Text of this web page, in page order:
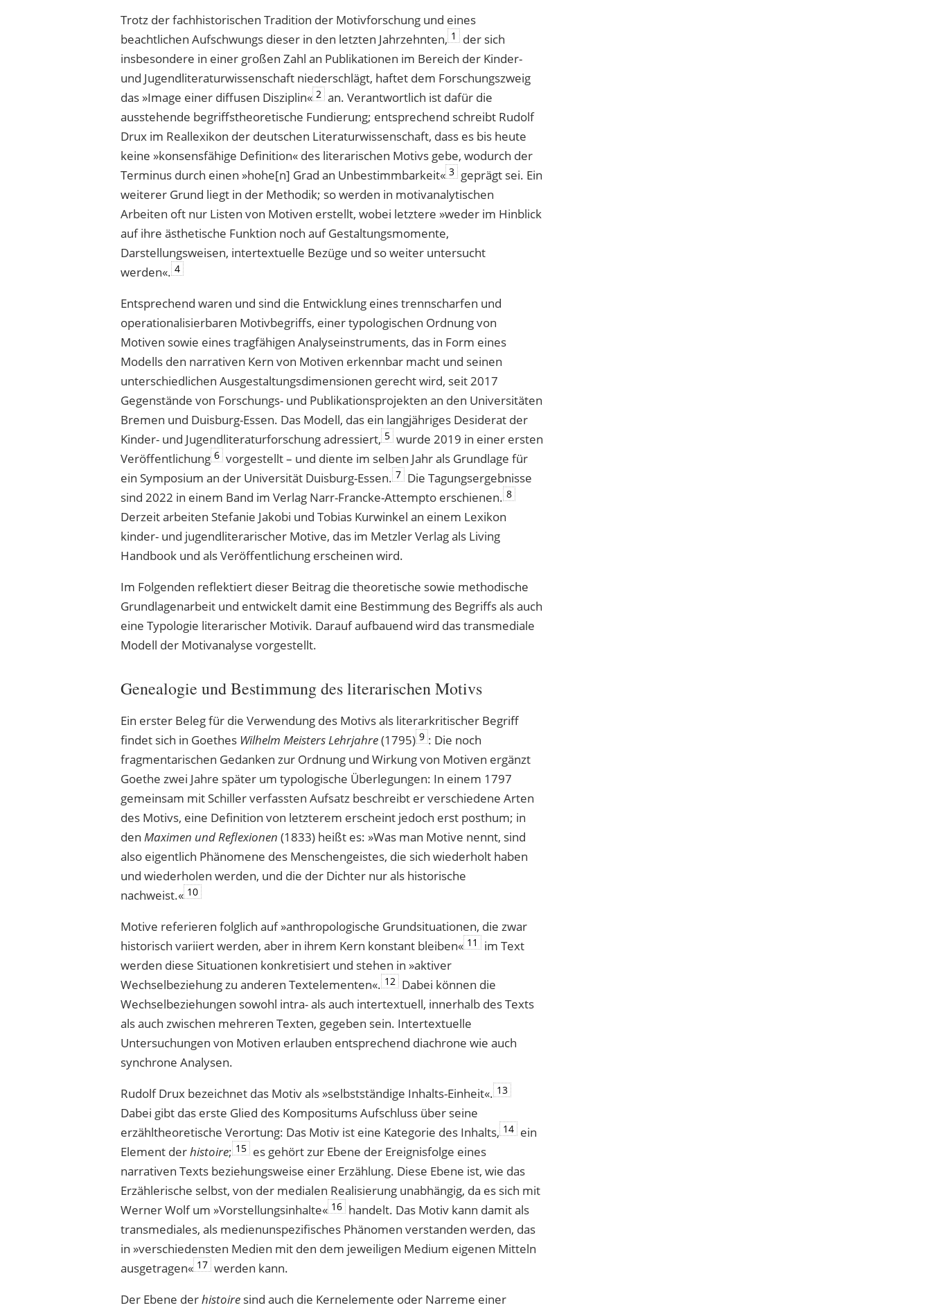
Trotz der fachhistorischen Tradition der Motivforschung und eines
beachtlichen Aufschwungs dieser in den letzten Jahrzehnten, 1
der sich
insbesondere in einer großen Zahl an Publikationen im Bereich der Kinder-
und Jugendliteraturwissenschaft niederschlägt, haftet dem Forschungszweig
das »Image einer diffusen Disziplin« 2 an. Verantwortlich ist dafür die
ausstehende begriffstheoretische Fundierung; entsprechend schreibt Rudolf
Drux im Reallexikon der deutschen Literaturwissenschaft, dass es bis heute
keine »konsensfähige Definition« des literarischen Motivs gebe, wodurch der
Terminus durch einen »hohe[n] Grad an Unbestimmbarkeit« 3 geprägt sei. Ein
weiterer Grund liegt in der Methodik; so werden in motivanalytischen
Arbeiten oft nur Listen von Motiven erstellt, wobei letztere »weder im Hinblick
auf ihre ästhetische Funktion noch auf Gestaltungsmomente,
Darstellungsweisen, intertextuelle Bezüge und so weiter untersucht
werden«. 4
Entsprechend waren und sind die Entwicklung eines trennscharfen und
operationalisierbaren Motivbegriffs, einer typologischen Ordnung von
Motiven sowie eines tragfähigen Analyseinstruments, das in Form eines
Modells den narrativen Kern von Motiven erkennbar macht und seinen
unterschiedlichen Ausgestaltungsdimensionen gerecht wird, seit 2017
Gegenstände von Forschungs- und Publikationsprojekten an den Universitäten
Bremen und Duisburg-Essen. Das Modell, das ein langjähriges Desiderat der
Kinder- und Jugendliteraturforschung adressiert, 5 wurde 2019 in einer ersten
Veröffentlichung 6 vorgestellt – und diente im selben Jahr als Grundlage für
ein Symposium an der Universität Duisburg-Essen. 7 Die Tagungsergebnisse
sind 2022 in einem Band im Verlag Narr-Francke-Attempto erschienen. 8
Derzeit arbeiten Stefanie Jakobi und Tobias Kurwinkel an einem Lexikon
kinder- und jugendliterarischer Motive, das im Metzler Verlag als Living
Handbook und als Veröffentlichung erscheinen wird.
Im Folgenden reflektiert dieser Beitrag die theoretische sowie methodische
Grundlagenarbeit und entwickelt damit eine Bestimmung des Begriffs als auch
eine Typologie literarischer Motivik. Darauf aufbauend wird das transmediale
Modell der Motivanalyse vorgestellt.
Genealogie und Bestimmung des literarischen Motivs
Ein erster Beleg für die Verwendung des Motivs als literarkritischer Begriff
findet sich in Goethes Wilhelm Meisters Lehrjahre(1795) 9 : Die noch
fragmentarischen Gedanken zur Ordnung und Wirkung von Motiven ergänzt
Goethe zwei Jahre später um typologische Überlegungen: In einem 1797
gemeinsam mit Schiller verfassten Aufsatz beschreibt er verschiedene Arten
des Motivs, eine Definition von letzterem erscheint jedoch erst posthum; in
den Maximen und Reflexionen (1833) heißt es: »Was man Motive nennt, sind
also eigentlich Phänomene des Menschengeistes, die sich wiederholt haben
und wiederholen werden, und die der Dichter nur als historische
nachweist.« 10
Motive referieren folglich auf »anthropologische Grundsituationen, die zwar
histo­risch variiert werden, aber in ihrem Kern konstant bleiben« 11
im Text
werden diese Situationen konkretisiert und stehen in »aktiver
Wechselbeziehung zu anderen Text­elementen«. 12 Dabei können die
Wechselbeziehungen sowohl intra- als auch intertextuell, innerhalb des Texts
als auch zwischen mehreren Texten, gegeben sein. Intertextuelle
Untersuchungen von Motiven erlauben entsprechend diachrone wie auch
synchrone Analysen.
Rudolf Drux bezeichnet das Motiv als »selbstständige Inhalts-Einheit«. 13
Dabei gibt das erste Glied des Kompositums Aufschluss über seine
erzähltheoretische Verortung: Das Motiv ist eine Kategorie des Inhalts, 14 ein
Element derhistoire; 15 es gehört zur Ebene der Ereignisfolge eines
narrativen Texts beziehungsweise einer Erzählung. Diese Ebene ist, wie das
Erzählerische selbst, von der medialen Realisierung unabhängig, da es sich mit
Werner Wolf um »Vorstellungsinhalte« 16 handelt. Das Motiv kann damit als
transmediales, als medienunspezifisches Phänomen verstanden werden, das
in »verschiedensten Medien mit den dem jeweiligen Medium eigenen Mitteln
ausgetragen« 17 werden kann.
Der Ebene derhistoire sind auch die Kernelemente oder Narreme einer